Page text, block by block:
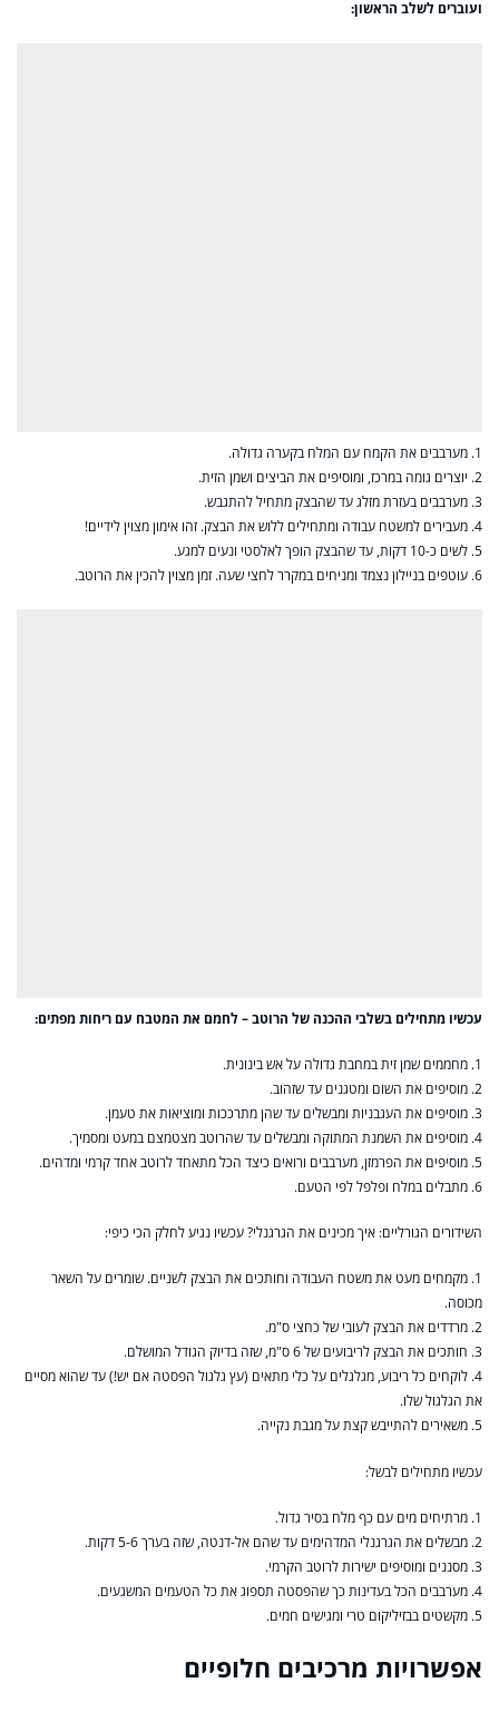
ועוברים לשלב הראשון:
1. מערבבים את הקמח עם המלח בקערה גדולה.
2. יוצרים גומה במרכז, ומוסיפים את הביצים ושמן הזית.
3. מערבבים בעזרת מזלג עד שהבצק מתחיל להתגבש.
4. מעבירים למשטח עבודה ומתחילים ללוש את הבצק. זהו אימון מצוין לידיים!
5. לשים כ-10 דקות, עד שהבצק הופך לאלסטי ונעים למגע.
6. עוטפים בניילון נצמד ומניחים במקרר לחצי שעה. זמן מצוין להכין את הרוטב.
עכשיו מתחילים בשלבי ההכנה של הרוטב – לחמם את המטבח עם ריחות מפתים:
1. מחממים שמן זית במחבת גדולה על אש בינונית.
2. מוסיפים את השום ומטגנים עד שזהוב.
3. מוסיפים את העגבניות ומבשלים עד שהן מתרככות ומוציאות את טעמן.
4. מוסיפים את השמנת המתוקה ומבשלים עד שהרוטב מצטמצם במעט ומסמיך.
5. מוסיפים את הפרמזן, מערבבים ורואים כיצד הכל מתאחד לרוטב אחד קרמי ומדהים.
6. מתבלים במלח ופלפל לפי הטעם.
השידורים הגורליים: איך מכינים את הגרגנלי? עכשיו נגיע לחלק הכי כיפי:
1. מקמחים מעט את משטח העבודה וחותכים את הבצק לשניים. שומרים על השאר
מכוסה.
2. מרדדים את הבצק לעובי של כחצי ס"מ.
3. חותכים את הבצק לריבועים של 6 ס"מ, שזה בדיוק הגודל המושלם.
4. לוקחים כל ריבוע, מגלגלים על כלי מתאים (עץ גלגול הפסטה אם יש!) עד שהוא מסיים
את הגלגול שלו.
5. משאירים להתייבש קצת על מגבת נקייה.
עכשיו מתחילים לבשל:
1. מרתיחים מים עם כף מלח בסיר גדול.
2. מבשלים את הגרגנלי המדהימים עד שהם אל-דנטה, שזה בערך 5-6 דקות.
3. מסננים ומוסיפים ישירות לרוטב הקרמי.
4. מערבבים הכל בעדינות כך שהפסטה תספוג את כל הטעמים המשגעים.
5. מקשטים בבזיליקום טרי ומגישים חמים.
אפשרויות מרכיבים חלופיים